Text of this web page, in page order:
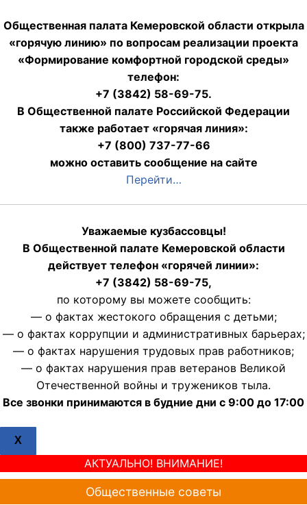
Общественная палата Кемеровской области открыла
«горячую линию» по вопросам реализации проекта
«Формирование комфортной городской среды»
телефон:
+7 (3842) 58-69-75.
В Общественной палате Российской Федерации
также работает «горячая линия»:
+7 (800) 737-77-66
можно оставить сообщение на сайте
Перейти…
Уважаемые кузбассовцы!
В Общественной палате Кемеровской области
действует телефон «горячей линии»:
+7 (3842) 58-69-75,
по которому вы можете сообщить:
— о фактах жестокого обращения с детьми;
— о фактах коррупции и административных барьерах;
— о фактах нарушения трудовых прав работников;
— о фактах нарушения прав ветеранов Великой
Отечественной войны и тружеников тыла.
Все звонки принимаются в будние дни с 9:00 до 17:00
X
АКТУАЛЬНО! ВНИМАНИЕ!
Общественные советы